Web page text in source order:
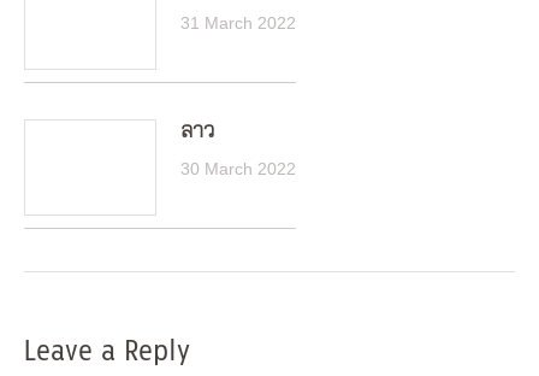
31 March 2022
ลาว
30 March 2022
Leave a Reply